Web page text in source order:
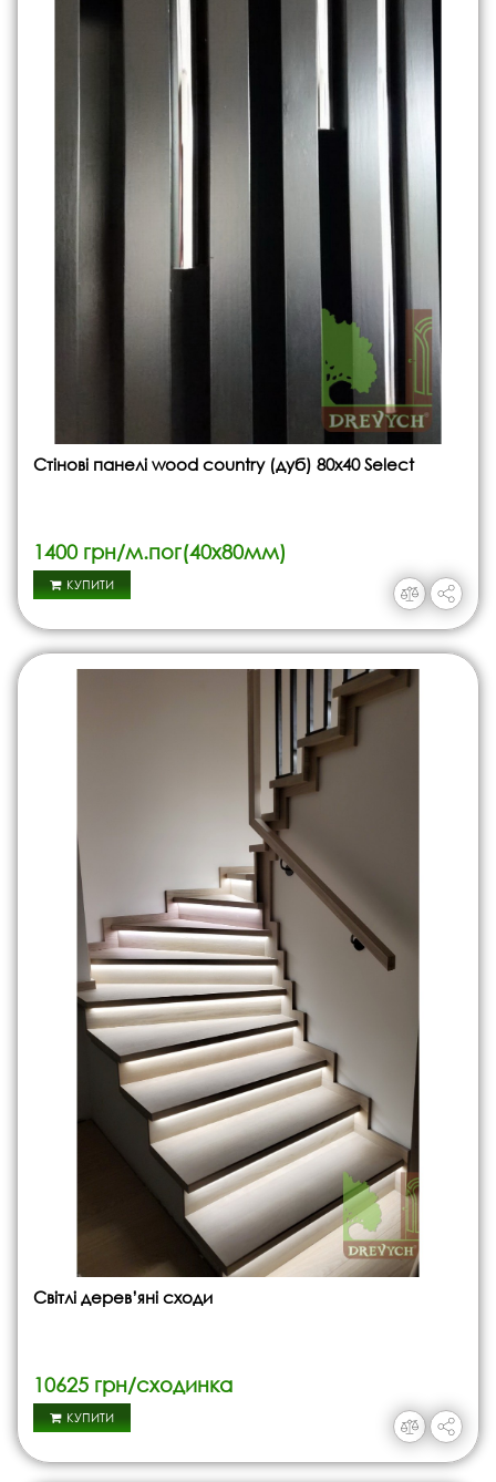
Стінові панелі wood country (дуб) 80x40 Select
1400 грн/м.пог(40х80мм)
КУПИТИ
Світлі дерев’яні сходи
10625 грн/сходинка
КУПИТИ